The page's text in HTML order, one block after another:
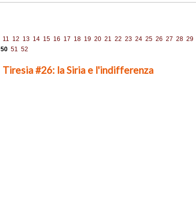
11 12 13 14 15 16 17 18 19 20 21 22 23 24 25 26 27 28 29
50 51 52
Tiresia #26: la Siria e l'indifferenza